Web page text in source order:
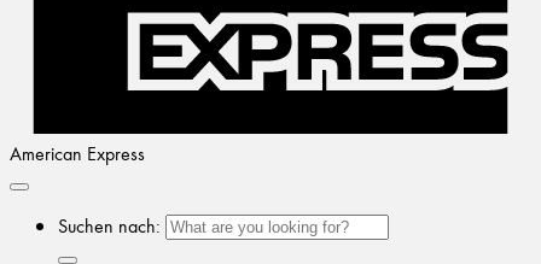
American Express
Suchen nach: